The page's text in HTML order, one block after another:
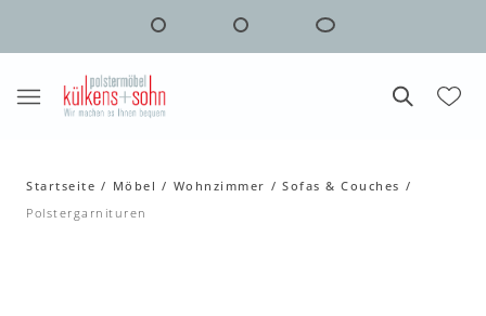
Startseite Möbel Wohnzimmer
Sofas & Couches
Polstergarnituren